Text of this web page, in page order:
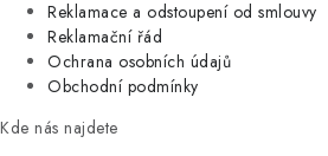
Reklamace a odstoupení od smlouvy
Reklamační řád
Ochrana osobních údajů
Obchodní podmínky
Kde nás najdete
DOMÁCNOST
ÚKLID